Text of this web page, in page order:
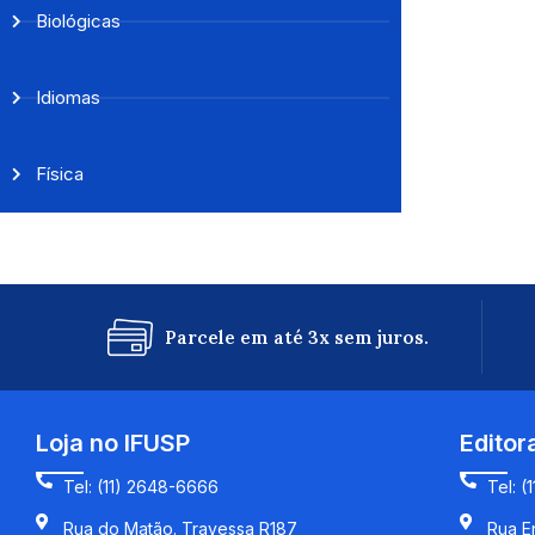
Biológicas
Idiomas
Física
Parcele em até 3x sem juros.
Loja no IFUSP
Tel: (11) 2648-6666
Rua do Matão. Travessa R187
Tel:
Rua